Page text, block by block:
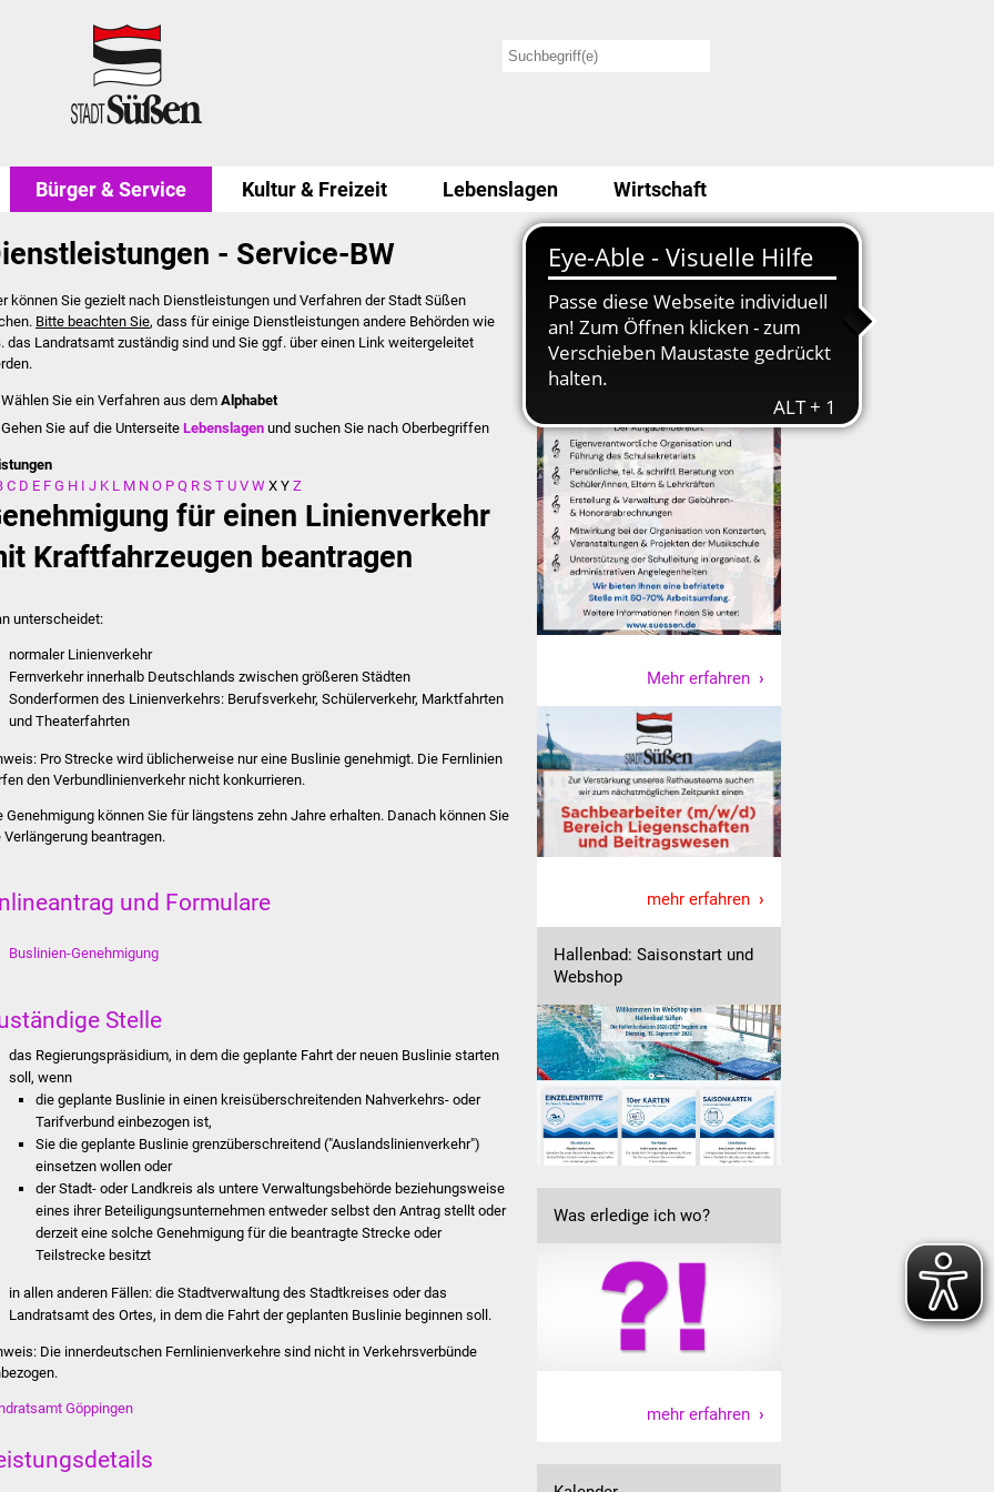
Bürger & Service Kultur & Freizeit Lebenslagen Wirtschaft
- Service-BW
können Sie gezielt nach Dienstleistungen und Verfahren der Stadt Süßen
Bitte beachten Sie, dass für einige Dienstleistungen andere Behörden wie
das Landratsamt zuständig sind und Sie ggf. über einen Link weitergeleitet
Wählen Sie ein Verfahren aus dem Alphabet
Gehen Sie auf die UnterseiteLebenslagen und suchen Sie nach Oberbegriffen
C D E F G H I J K L M N O P Q R S T U V W X Y Z
für einen Linienverkehr
Kraftfahrzeugen beantragen
unterscheidet:
normaler Linienverkehr
Fernverkehr innerhalb Deutschlands zwischen größeren Städten
Sonderformen des Linienverkehrs: Berufsverkehr, Schülerverkehr, Marktfahrten
und Theaterfahrten
Pro Strecke wird üblicherweise nur eine Buslinie genehmigt. Die Fernlinien
den Verbundlinienverkehr nicht konkurrieren.
Genehmigung können Sie für längstens zehn Jahre erhalten. Danach können Sie
Verlängerung beantragen.
und Formulare
Buslinien-Genehmigung
Stelle
das Regierungspräsidium, in dem die geplante Fahrt der neuen Buslinie starten
soll, wenn
die geplante Buslinie in einen kreisüberschreitenden Nahverkehrs- oder
Tarifverbund einbezogen ist,
Sie die geplante Buslinie grenzüberschreitend ("Auslandslinienverkehr")
einsetzen wollen oder
der Stadt- oder Landkreis als untere Verwaltungsbehörde beziehungsweise
eines ihrer Beteiligungsunternehmen entweder selbst den Antrag stellt oder
derzeit eine solche Genehmigung für die beantragte Strecke oder
Teilstrecke besitzt
in allen anderen Fällen: die Stadtverwaltung des Stadtkreises oder das
Landratsamt des Ortes, in dem die Fahrt der geplanten Buslinie beginnen soll.
Die innerdeutschen Fernlinienverkehre sind nicht in Verkehrsverbünde
Göppingen
Stellenausschreibung
Mehr erfahren
mehr erfahren
Hallenbad: Saisonstart und
Webshop
Was erledige ich wo?
mehr erfahren